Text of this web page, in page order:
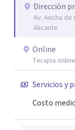
necesarios para
Dirección
Av. Ancha de
Alicante
Online
Terapia online
Servicios y
Costo